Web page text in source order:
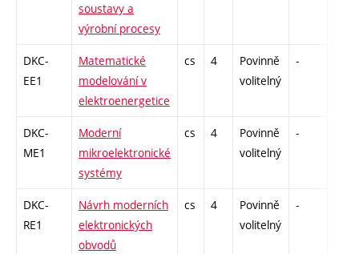
soustavy a
výrobní procesy
DKC-
EE1
Matematické
modelování v
elektroenergetice
cs 4
Povinně
volitelný
-
DKC-
ME1
Moderní
mikroelektronické
systémy
cs 4
Povinně
volitelný
-
DKC-
RE1
Návrh moderních
elektronických
obvodů
cs 4
Povinně
volitelný
-